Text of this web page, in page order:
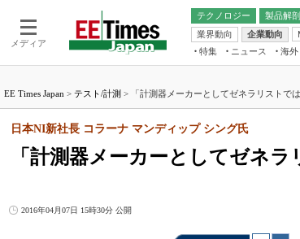
メディア
テクノロジー 製品解剖
電池／エネルギー
アナログ
マイコン
FPGA
業界動向
企業動向
特集 ニュース 海外
福田昭のデバイス通信
湯之上隆のナノフォーカス
大山聡の業界スコープ
電子ブックレット
EE Times Japan > テスト/計測 > 「計測器メーカーとしてゼネラリストで
「計測器メーカーとしてゼネラ
日本NI新社長 コラーナ マンディップ シング氏
2016年04月07日 15時30分 公開